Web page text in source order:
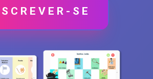
SE